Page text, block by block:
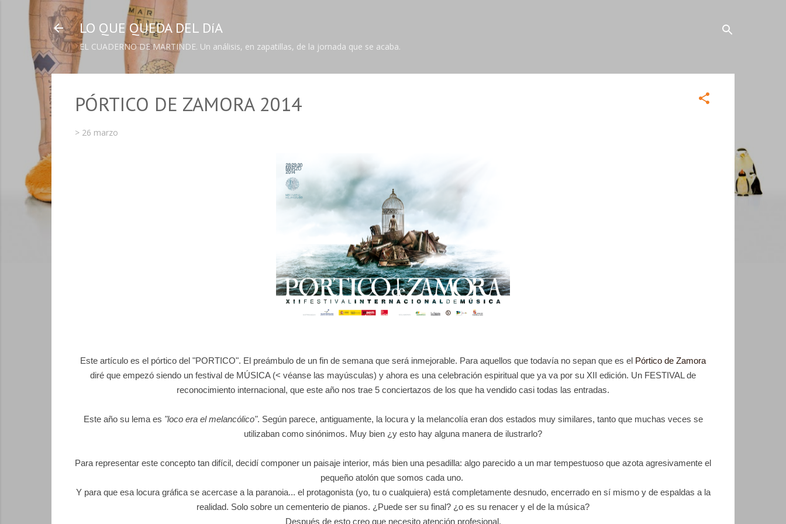
LO QUE QUEDA DEL DíA
EL CUADERNO DE MARTINDE. Un análisis, en zapatillas, de la jornada que se acaba.
PÓRTICO DE ZAMORA 2014
> 26 marzo
Este artículo es el pórtico del "PORTICO". El preámbulo de un fin de semana que será inmejorable. Para aquellos que todavía no sepan que es el Pórtico de Zamora
diré que empezó siendo un festival de MÚSICA (< véanse las mayúsculas) y ahora es una celebración espiritual que ya va por su XII edición. Un FESTIVAL de
reconocimiento internacional, que este año nos trae 5 conciertazos de los que ha vendido casi todas las entradas.
Este año su lema es "loco era el melancólico". Según parece, antiguamente, la locura y la melancolía eran dos estados muy similares, tanto que muchas veces se
utilizaban como sinónimos. Muy bien ¿y esto hay alguna manera de ilustrarlo?
Para representar este concepto tan difícil, decidí componer un paisaje interior, más bien una pesadilla: algo parecido a un mar tempestuoso que azota agresivamente el
pequeño atolón que somos cada uno.
Y para que esa locura gráfica se acercase a la paranoia... el protagonista (yo, tu o cualquiera) está completamente desnudo, encerrado en sí mismo y de espaldas a la
realidad. Solo sobre un cementerio de pianos. ¿Puede ser su final? ¿o es su renacer y el de la música?
Después de esto creo que necesito atención profesional.